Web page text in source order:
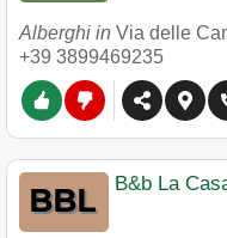
Alberghi in Via delle
+39 3899469235
B&b La